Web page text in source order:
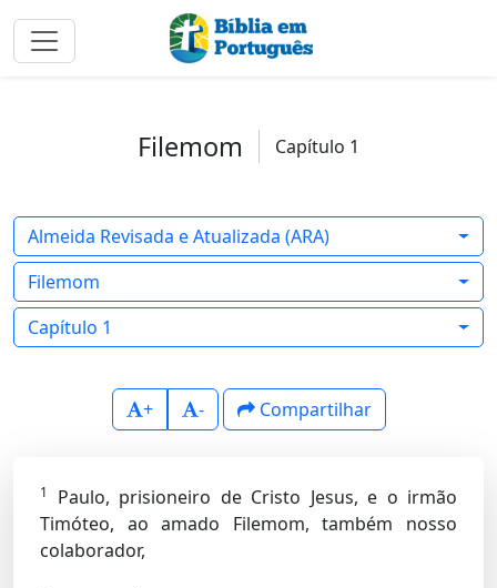
Filemom Capítulo 1
Almeida Revisada e Atualizada (ARA)
Filemom
Capítulo 1
+ - Compartilhar
1
Paulo, prisioneiro de Cristo Jesus, e o irmão
Timóteo, ao amado Filemom, também nosso
colaborador,